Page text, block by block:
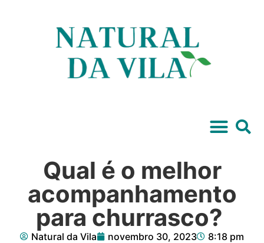
Qual é o melhor
acompanhamento
para churrasco?
Natural da Vila novembro 30, 2023 8:18 pm